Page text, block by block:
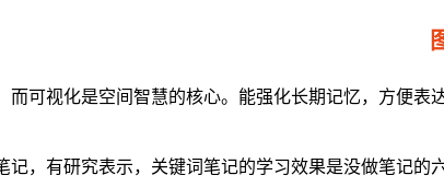
而可视化是空间智慧的核心。能强化长期记忆，方便
记，有研究表示，关键词笔记的学习效果是没做笔记